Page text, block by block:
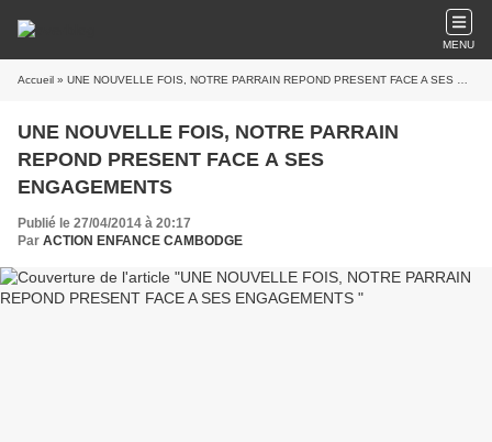
MENU
Accueil » UNE NOUVELLE FOIS, NOTRE PARRAIN REPOND PRESENT FACE A SES ENGAGEMENTS
UNE NOUVELLE FOIS, NOTRE PARRAIN
REPOND PRESENT FACE A SES
ENGAGEMENTS
Publié le 27/04/2014 à 20:17
Par ACTION ENFANCE CAMBODGE